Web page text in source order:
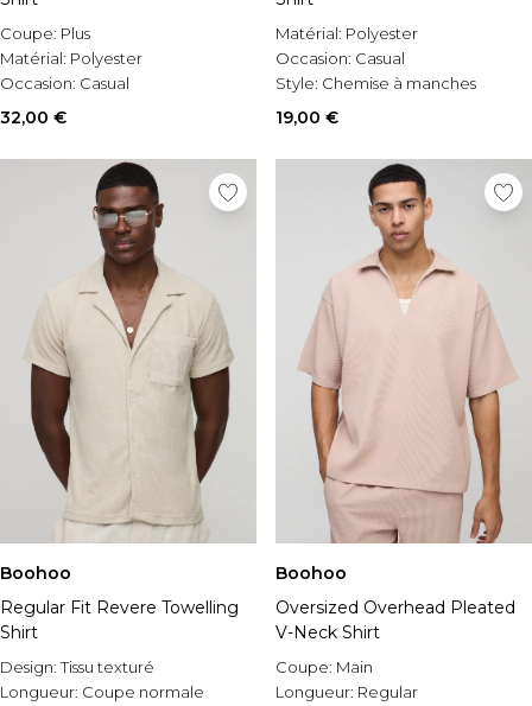
Coupe: Plus
Matérial: Polyester
Occasion: Casual
32,00 €
Matérial: Polyester
Occasion: Casual
Style: Chemise à manches
courtes
19,00 €
Boohoo
Regular Fit Revere Towelling
Shirt
Design:Tissu texturé
Longueur: Coupe normale
Boohoo
Oversized Overhead Pleated
V-Neck Shirt
Coupe: Main
Longueur: Regular